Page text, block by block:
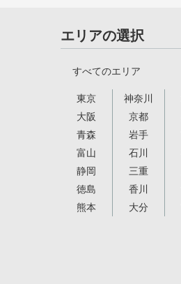
エリアの選択
すべてのエリア
東京 神奈川
大阪
京都
青森
岩手
富山
石川
静岡
三重
徳島
香川
熊本
大分